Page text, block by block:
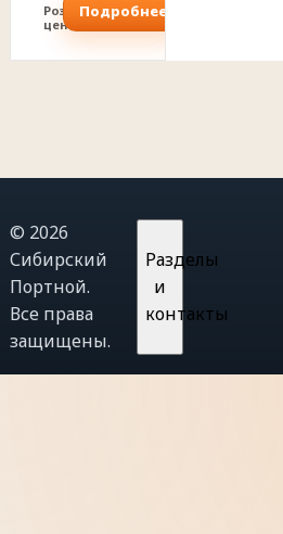
Розничная
цена
Подробнее
© 2026
Сибирский
Портной.
Все права
защищены.
Разделы
и
контакты